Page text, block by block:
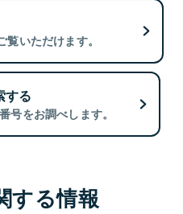
いただけます。
する
号をお調べします。
する情報